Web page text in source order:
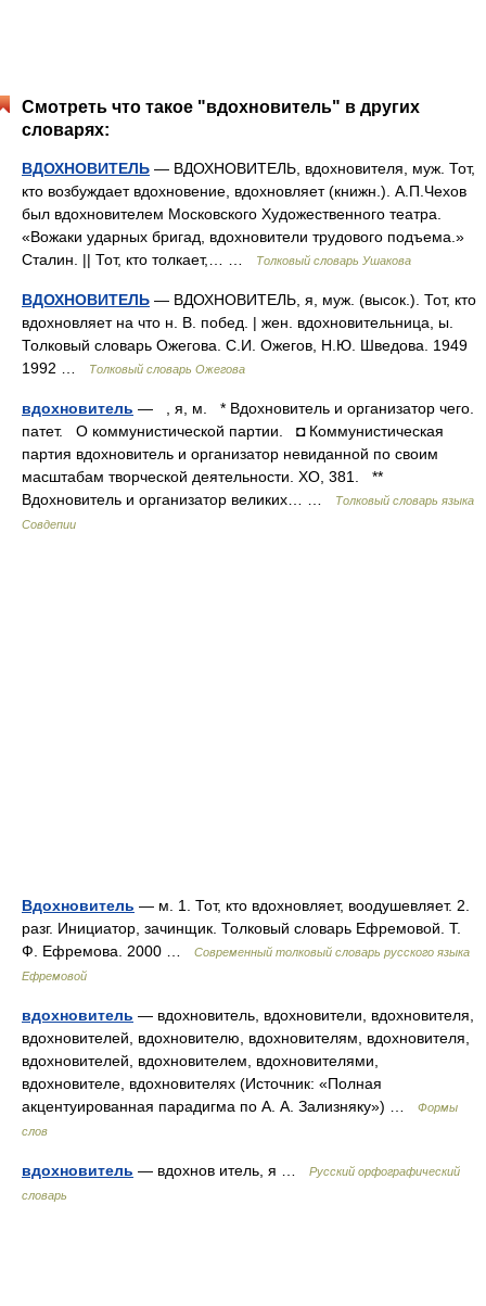
Смотреть что такое "вдохновитель" в других
словарях:
ВДОХНОВИТЕЛЬ — ВДОХНОВИТЕЛЬ, вдохновителя, муж. Тот,
кто возбуждает вдохновение, вдохновляет (книжн.). А.П.Чехов
был вдохновителем Московского Художественного театра.
«Вожаки ударных бригад, вдохновители трудового подъема.»
Сталин. || Тот, кто толкает,… …
Толковый словарь Ушакова
ВДОХНОВИТЕЛЬ — ВДОХНОВИТЕЛЬ, я, муж. (высок.). Тот, кто
вдохновляет на что н. В. побед. | жен. вдохновительница, ы.
Толковый словарь Ожегова. С.И. Ожегов, Н.Ю. Шведова. 1949
1992 …
Толковый словарь Ожегова
вдохновитель — , я, м. * Вдохновитель и организатор чего.
патет. О коммунистической партии. ◘ Коммунистическая
партия вдохновитель и организатор невиданной по своим
масштабам творческой деятельности. ХО, 381. **
Вдохновитель и организатор великих… …
Толковый словарь языка
Совдепии
Вдохновитель — м. 1. Тот, кто вдохновляет, воодушевляет. 2.
разг. Инициатор, зачинщик. Толковый словарь Ефремовой. Т.
Ф. Ефремова. 2000 …
Современный толковый словарь русского языка
Ефремовой
вдохновитель — вдохновитель, вдохновители, вдохновителя,
вдохновителей, вдохновителю, вдохновителям, вдохновителя,
вдохновителей, вдохновителем, вдохновителями,
вдохновителе, вдохновителях (Источник: «Полная
акцентуированная парадигма по А. А. Зализняку») …
Формы
слов
вдохновитель — вдохнов итель, я …
Русский орфографический
словарь